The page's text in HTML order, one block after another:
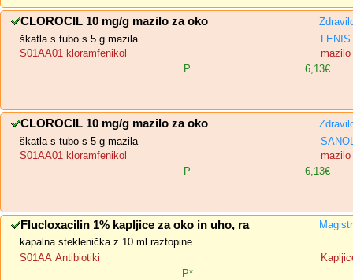
CLOROCIL 10 mg/g mazilo za oko
škatla s tubo s 5 g mazila
S01AA01 kloramfenikol
P
6,13€
CLOROCIL 10 mg/g mazilo za oko
škatla s tubo s 5 g mazila
S01AA01 kloramfenikol
P
6,13€
Flucloxacilin 1% kapljice za oko in uho, ra
kapalna steklenička z 10 ml raztopine
S01AA Antibiotiki
P*
-